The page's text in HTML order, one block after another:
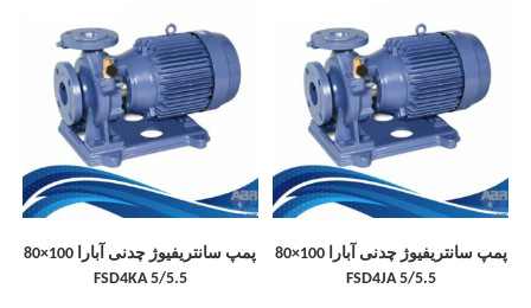
پمپ سانتریفیوژ چدنی آبارا 100×80
FSD4JA 5/5.5
پمپ سانتریفیوژ چدنی آبارا 100×80
FSD4KA 5/5.5